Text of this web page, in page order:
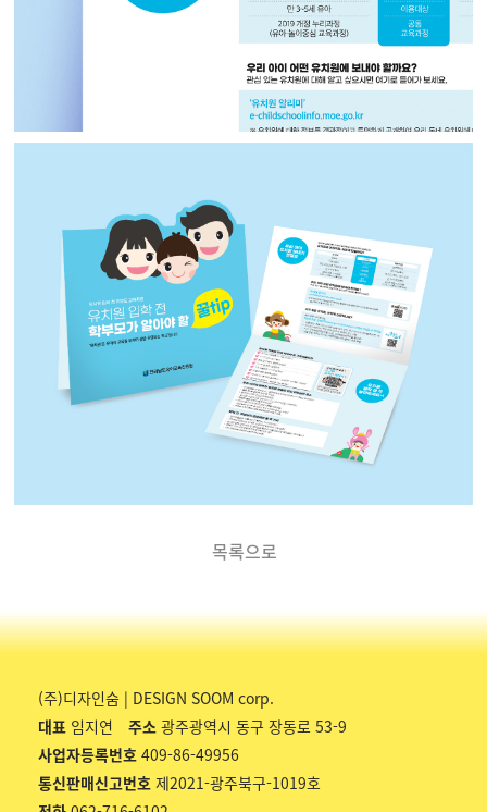
목록으로
(주)디자인숨 | DESIGN SOOM corp.
대표임지연 주소광주광역시 동구 장동로 53-9
사업자등록번호409-86-49956
통신판매신고번호제2021-광주북구-1019호